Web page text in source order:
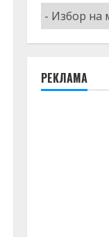
Архив
РЕКЛАМА